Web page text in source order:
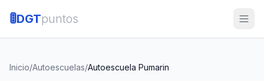
🚦DGTpuntos
Inicio/Autoescuelas/Autoescuela Pumarin